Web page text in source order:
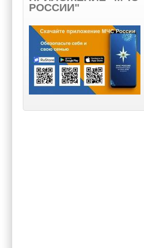
РОССИИ"